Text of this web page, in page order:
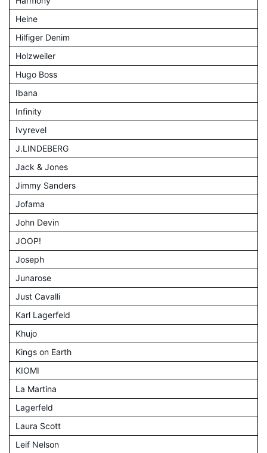
Heine
Hilfiger Denim
Holzweiler
Hugo Boss
Ibana
Infinity
Ivyrevel
J.LINDEBERG
Jack & Jones
Jimmy Sanders
Jofama
John Devin
JOOP!
Joseph
Junarose
Just Cavalli
Karl Lagerfeld
Khujo
Kings on Earth
KIOMI
La Martina
Lagerfeld
Laura Scott
Leif Nelson